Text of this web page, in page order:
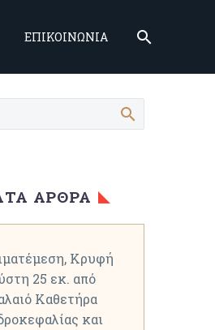
ΕΠΙΚΟΙΝΩΝΙΑ
ΆΡΘΡΑ
Κρυφή
25 εκ. από
Καθετήρα
και